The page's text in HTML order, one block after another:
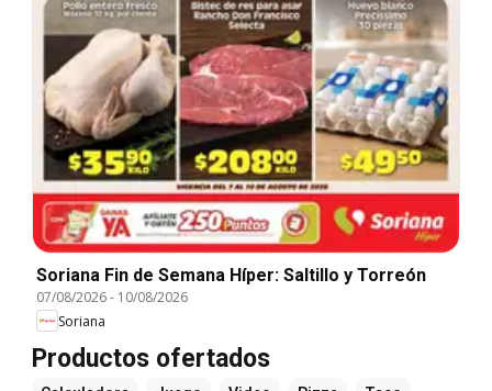
Soriana Fin de Semana Híper: Saltillo y Torreón
07/08/2026- 10/08/2026
Soriana
Productos ofertados